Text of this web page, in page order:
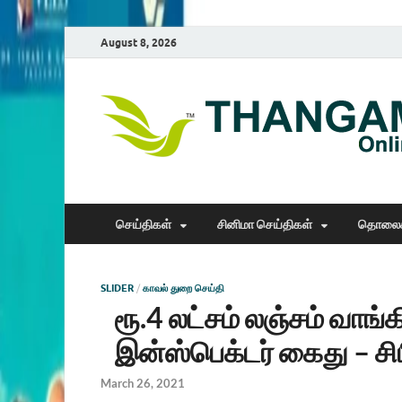
August 8, 2026
செய்திகள் சினிமா செய்திகள்
SLIDER / காவல் துறை செய்தி
ரூ.4 லட்சம் லஞ்சம்
இன்ஸ்பெக்டர் கைது –
March 26, 2021